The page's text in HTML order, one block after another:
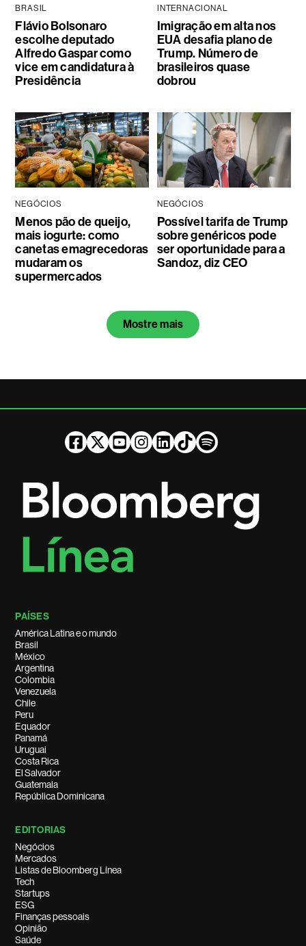
BRASIL
Flávio Bolsonaro
escolhe deputado
Alfredo Gaspar como
vice em candidatura à
Presidência
INTERNACIONAL
Imigração em alta nos
EUA desafia plano de
Trump. Número de
brasileiros quase
dobrou
NEGÓCIOS
Menos pão de queijo,
mais iogurte: como
canetas emagrecedoras
mudaram os
supermercados
NEGÓCIOS
Possível tarifa de Trump
sobre genéricos pode
ser oportunidade para a
Sandoz, diz CEO
Mostre mais
PAÍSES
América Latina e o mundo
Brasil
México
Argentina
Colombia
Venezuela
Chile
Peru
Equador
Panamá
Uruguai
Costa Rica
El Salvador
Guatemala
República Dominicana
EDITORIAS
Negócios
Mercados
Listas de Bloomberg Línea
Tech
Startups
ESG
Finanças pessoais
Opinião
Saúde